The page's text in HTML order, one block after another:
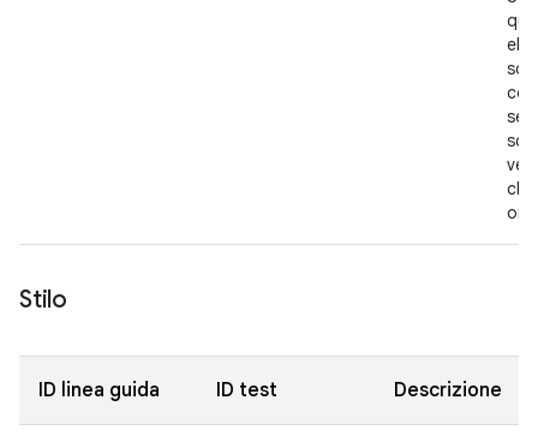
che
Stilo
ID linea guida ID test Descrizione